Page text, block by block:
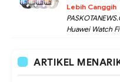
Lebih Canggih
Huawei Watch
ARTIKEL